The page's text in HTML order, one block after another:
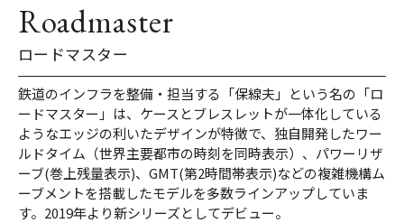
Roadmaster
ロードマスター
鉄道のインフラを整備・担当する「保線夫」という名の「ロ
ードマスター」は、ケースとブレスレットが一体化している
ようなエッジの利いたデザインが特徴で、独自開発したワー
ルドタイム（世界主要都市の時刻を同時表示）、パワーリザ
ーブ(巻上残量表示)、GMT(第2時間帯表示)などの複雑機構ム
ーブメントを搭載したモデルを多数ラインアップしていま
す。2019年より新シリーズとしてデビュー。